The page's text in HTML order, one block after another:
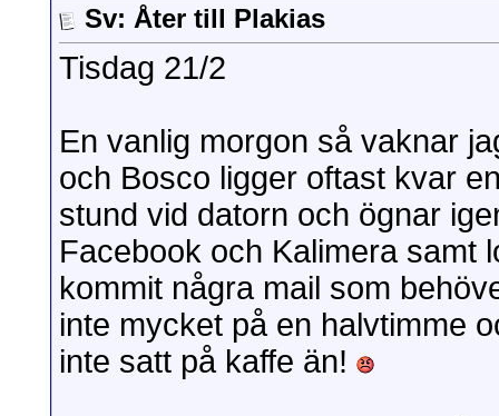
Sv: Åter till Plakias
Tisdag 21/2
En vanlig morgon så vaknar
och Bosco ligger oftast kvar
stund vid datorn och ögnar
Facebook och Kalimera samt
kommit några mail som
inte mycket på en halvtimme
inte satt på kaffe än!